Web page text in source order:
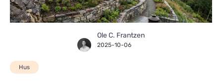
Ole C. Frantzen
2025-10-06
Hus